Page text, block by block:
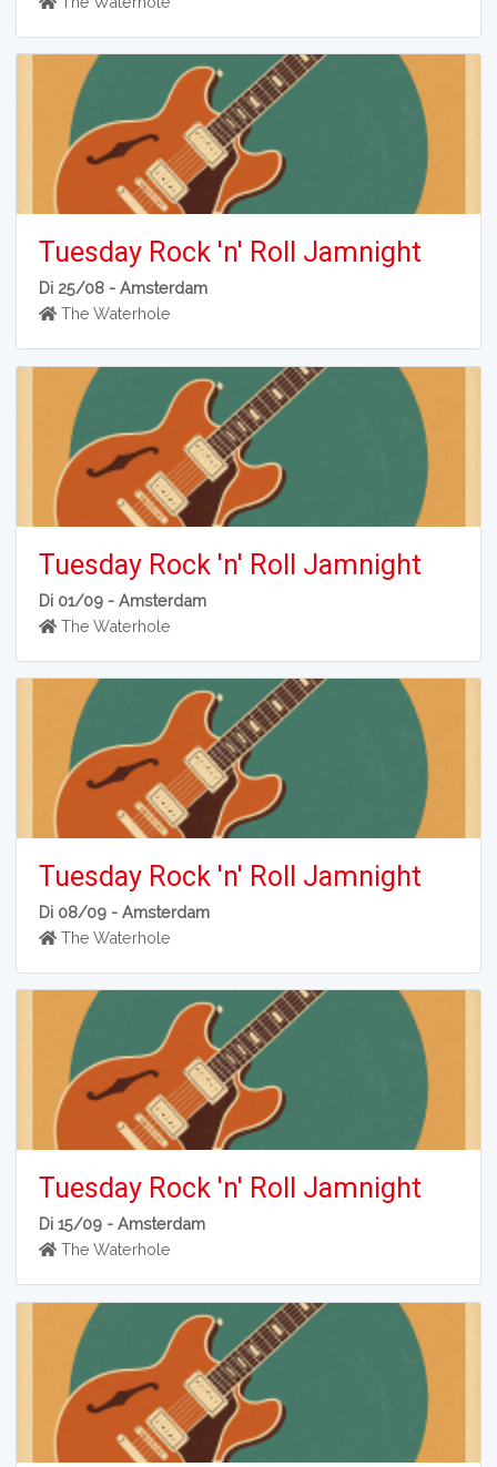
Tuesday Rock 'n' Roll Jamnight
Di 25/08 -Amsterdam
The Waterhole
Tuesday Rock 'n' Roll Jamnight
Di 01/09 -Amsterdam
The Waterhole
Tuesday Rock 'n' Roll Jamnight
Di 08/09 -Amsterdam
The Waterhole
Tuesday Rock 'n' Roll Jamnight
Di 15/09 -Amsterdam
The Waterhole